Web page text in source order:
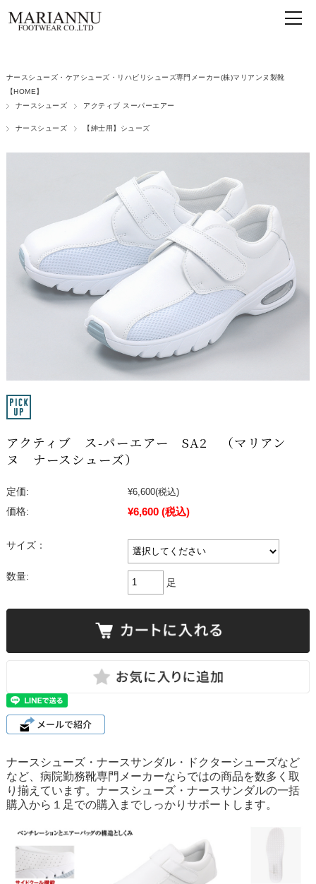
ナースシューズ・ケアシューズ・リハビリシューズ専門メーカー(株)マリアンヌ製靴
【HOME】
ナースシューズ
アクティブ スーパーエアー
ナースシューズ 【紳士用】シューズ
アクティブ ス-パーエアー SA2 （マリアン
ヌ ナースシューズ）
定価: ¥6,600(税込)
価格:
¥6,600 (税込)
サイズ：
数量:
足
ナースシューズ・ナースサンダル・ドクターシューズなど
など、病院勤務靴専門メーカーならではの商品を数多く取
り揃えています。ナースシューズ・ナースサンダルの一括
購入から１足での購入までしっかりサポートします。